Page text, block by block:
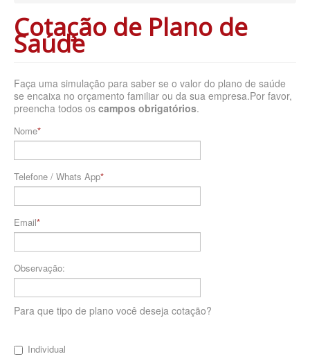
BIOVIDA PLANO DE SAÚDE EMPRESARIAL
BRADESCO PLANO DE SAÚDE EMPRESARIAL
CAIXA PLANO DE SAÚDE EMPRESARIAL
CUIDAR ME PLANO DE SAÚDE EMPRESARIAL
CRUZ AZUL PLANO DE SAÚDE EMPRESARIAL
GNDI PLANO DE SAÚDE EMPRESARIAL
KIPP PLANO DE SAÚDE EMPRESARIAL
Cotação de Plano de
Saúde
Faça uma simulação para saber se o valor do plano de saúde
se encaixa no orçamento familiar ou da sua empresa.Por favor,
preencha todos os campos obrigatórios.
Nome
Telefone / Whats App
Email
Observação:
Para que tipo de plano você deseja cotação?
Individual